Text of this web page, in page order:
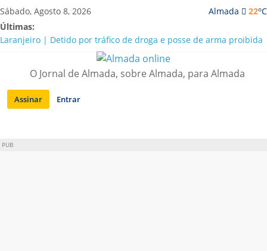
Saltar
para
conteúdo
Almada 22oC
Sábado, Agosto 8, 2026
Últimas:
Laranjeiro | Detido por tráfico de droga e posse de arma proibida
A “crise” da água em Almada: ilações e ensinamentos necessários
Costa da Caparica | Polícia Marítima e ASAE detectam
irregularidades em habitações e restaurantes
APA diz que falta de água em Almada “foi um problema de má
O Jornal de Almada, sobre Almada, para Almada
Assinar Entrar
PUB